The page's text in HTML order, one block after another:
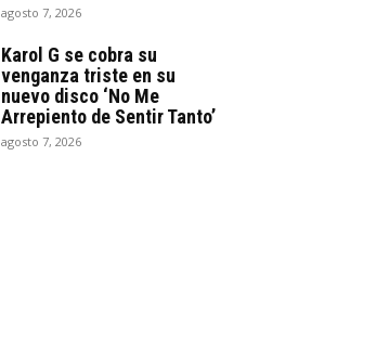
agosto 7, 2026
Karol G se cobra su
venganza triste en su
nuevo disco ‘No Me
Arrepiento de Sentir Tanto’
agosto 7, 2026